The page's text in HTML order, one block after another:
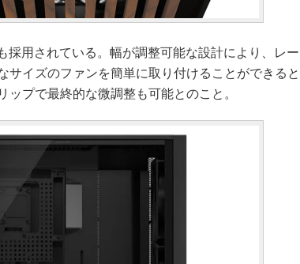
用されている。幅が調整可能な設計により、レー
サイズのファンを簡単に取り付けることができると
ップで最終的な微調整も可能とのこと。